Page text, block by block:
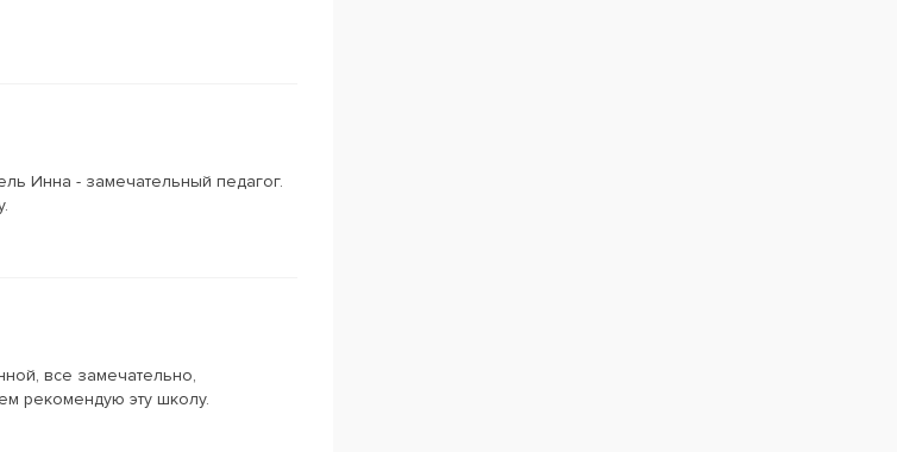
Инна - замечательный педагог.
все замечательно,
рекомендую эту школу.